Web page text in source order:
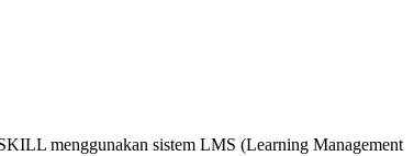
menggunakan sistem LMS (Learning Management